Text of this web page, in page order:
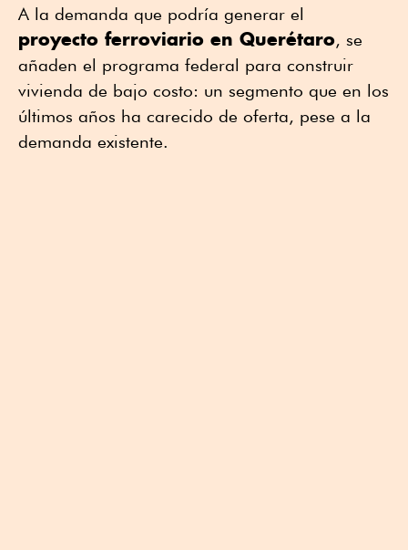
A la demanda que podría generar el
proyecto ferroviario en Querétaro, se
añaden el programa federal para construir
vivienda de bajo costo: un segmento que en los
últimos años ha carecido de oferta, pese a la
demanda existente.